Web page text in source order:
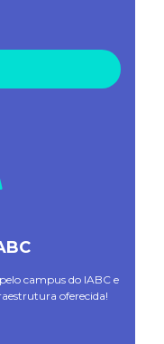
campus do IABC e
oferecida!